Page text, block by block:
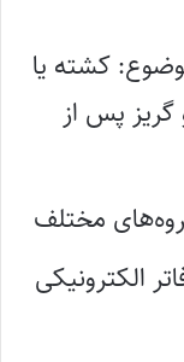
کشته یا
پس از
مختلف
الکترونیکی